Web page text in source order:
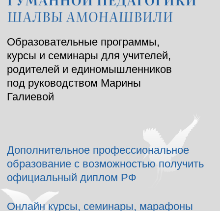
Дополнительное профессиональное
официальный диплом РФ
Онлайн курсы, семинары, марафоны
Семейный выездной фестиваль и лагерь
гуманной педагогики